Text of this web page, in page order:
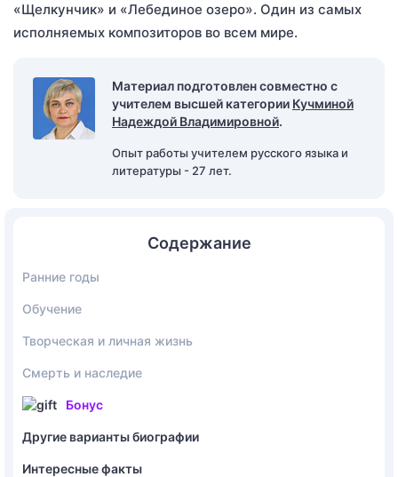
«Щелкунчик» и «Лебединое озеро». Один из самых
исполняемых композиторов во всем мире.
Материал подготовлен совместно с
учителем высшей категории Кучминой
Надеждой Владимировной.
Опыт работы учителем русского языка и
литературы - 27 лет.
Содержание
Ранние годы
Обучение
Творческая и личная жизнь
Смерть и наследие
Бонус
Другие варианты биографии
Интересные факты